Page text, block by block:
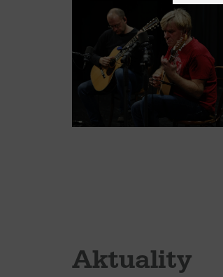
Aktuality